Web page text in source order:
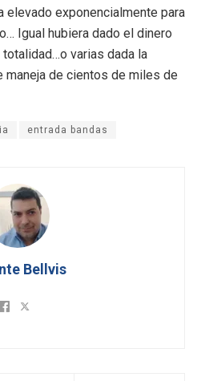
elevado exponencialmente para
Igual hubiera dado el dinero
totalidad…o varias dada la
maneja de cientos de miles de
entrada bandas
Bellvis